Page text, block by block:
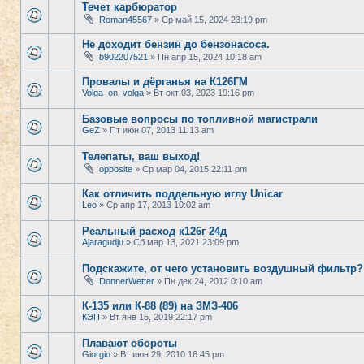
Течет карбюратор
Roman45567 » Ср май 15, 2024 23:19 pm
Не доходит бензин до бензонасоса.
b902207521 » Пн апр 15, 2024 10:18 am
Провалы и дёрганья на К126ГМ
Volga_on_volga » Вт окт 03, 2023 19:16 pm
Базовые вопросы по топливной магистрали
GeZ » Пт июн 07, 2013 11:13 am
Телепаты, ваш выход!
opposite » Ср мар 04, 2015 22:11 pm
Как отличить поддельную иглу Unicar
Leo » Ср апр 17, 2013 10:02 am
Реальный расход к126г 24д
Ajaragudju » Сб мар 13, 2021 23:09 pm
Подскажите, от чего установить воздушный фильтр?
DonnerWetter » Пн дек 24, 2012 0:10 am
К-135 или К-88 (89) на ЗМЗ-406
КЭП » Вт янв 15, 2019 22:17 pm
Плавают обороты
Giorgio » Вт июн 29, 2010 16:45 pm